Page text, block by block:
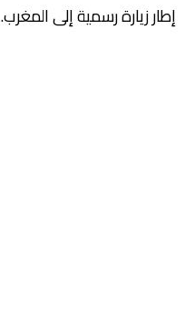
إطار زيارة رسمية إلى المغرب.